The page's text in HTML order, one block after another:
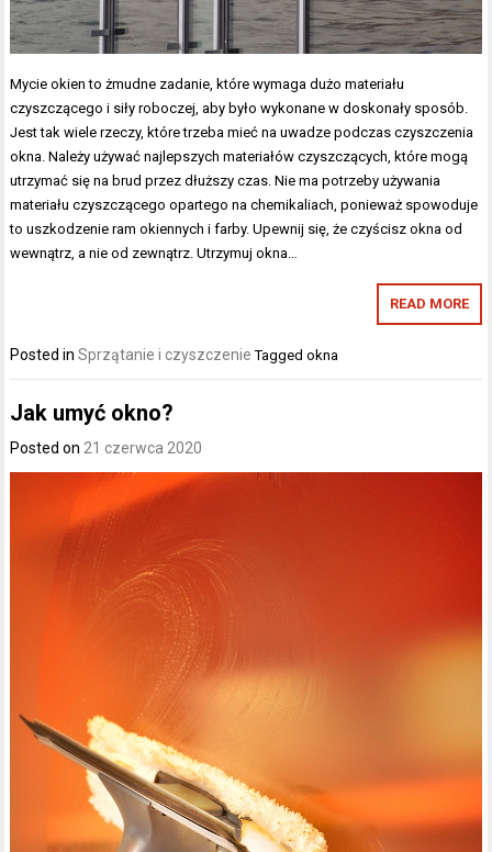
Mycie okien to żmudne zadanie, które wymaga dużo materiału
czyszczącego i siły roboczej, aby było wykonane w doskonały sposób.
Jest tak wiele rzeczy, które trzeba mieć na uwadze podczas czyszczenia
okna. Należy używać najlepszych materiałów czyszczących, które mogą
utrzymać się na brud przez dłuższy czas. Nie ma potrzeby używania
materiału czyszczącego opartego na chemikaliach, ponieważ spowoduje
to uszkodzenie ram okiennych i farby. Upewnij się, że czyścisz okna od
wewnątrz, a nie od zewnątrz. Utrzymuj okna…
READ MORE
Posted inSprzątanie i czyszczenie Taggedokna
Jak umyć okno?
Posted on21 czerwca 2020